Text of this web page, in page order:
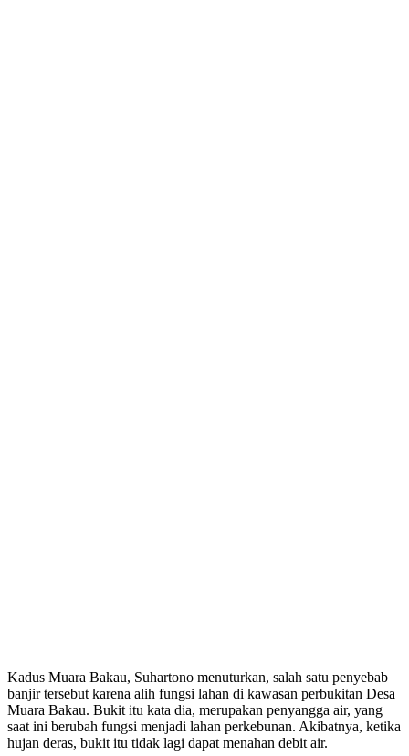
Kadus Muara Bakau, Suhartono menuturkan, salah satu penyebab
banjir tersebut karena alih fungsi lahan di kawasan perbukitan Desa
Muara Bakau. Bukit itu kata dia, merupakan penyangga air, yang
saat ini berubah fungsi menjadi lahan perkebunan. Akibatnya, ketika
hujan deras, bukit itu tidak lagi dapat menahan debit air.